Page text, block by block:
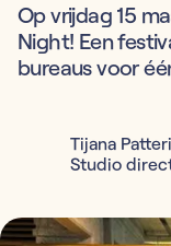
Op vrijdag 15
Night! Een
bureaus voor
Tijana Patteri
Studio